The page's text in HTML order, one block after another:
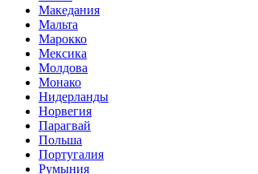
Македания
Мальта
Марокко
Мексика
Молдова
Монако
Нидерланды
Норвегия
Парагвай
Польша
Португалия
Румыния